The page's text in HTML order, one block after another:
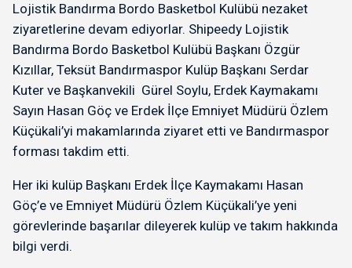
Lojistik Bandırma Bordo Basketbol Kulübü nezaket
ziyaretlerine devam ediyorlar. Shipeedy Lojistik
Bandırma Bordo Basketbol Kulübü Başkanı Özgür
Kızıllar, Teksüt Bandırmaspor Kulüp Başkanı Serdar
Kuter ve Başkanvekili Gürel Soylu, Erdek Kaymakamı
Sayın Hasan Göç ve Erdek İlçe Emniyet Müdürü Özlem
Küçükali’yi makamlarında ziyaret etti ve Bandırmaspor
forması takdim etti.
Her iki kulüp Başkanı Erdek İlçe Kaymakamı Hasan
Göç’e ve Emniyet Müdürü Özlem Küçükali’ye yeni
görevlerinde başarılar dileyerek kulüp ve takım hakkında
bilgi verdi.